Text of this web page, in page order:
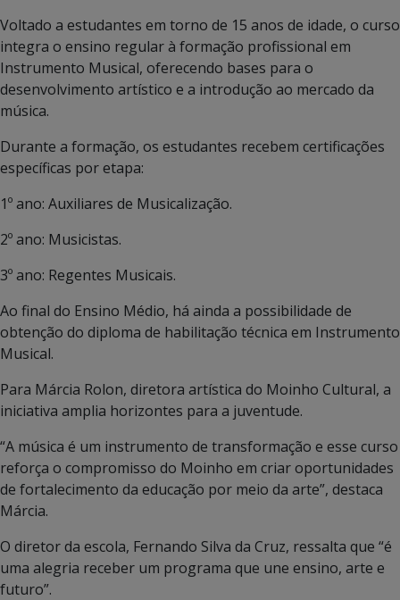
Voltado a estudantes em torno de 15 anos de idade, o curso
integra o ensino regular à formação profissional em
Instrumento Musical, oferecendo bases para o
desenvolvimento artístico e a introdução ao mercado da
música.
Durante a formação, os estudantes recebem certificações
específicas por etapa:
1º ano: Auxiliares de Musicalização.
2º ano: Musicistas.
3º ano: Regentes Musicais.
Ao final do Ensino Médio, há ainda a possibilidade de
obtenção do diploma de habilitação técnica em Instrumento
Musical.
Para Márcia Rolon, diretora artística do Moinho Cultural, a
iniciativa amplia horizontes para a juventude.
“A música é um instrumento de transformação e esse curso
reforça o compromisso do Moinho em criar oportunidades
de fortalecimento da educação por meio da arte”, destaca
Márcia.
O diretor da escola, Fernando Silva da Cruz, ressalta que “é
uma alegria receber um programa que une ensino, arte e
futuro”.